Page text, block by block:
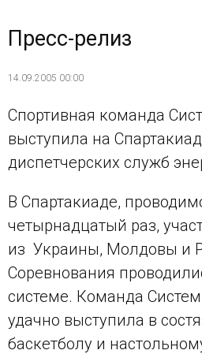
Пресс-релиз
14.09.2005 00:00
Спортивная команда
выступила на
диспетчерских служб
В Спартакиаде,
четырнадцатый раз,
из Украины, Молдовы и
Соревнования
системе. Команда
удачно выступила в
баскетболу и